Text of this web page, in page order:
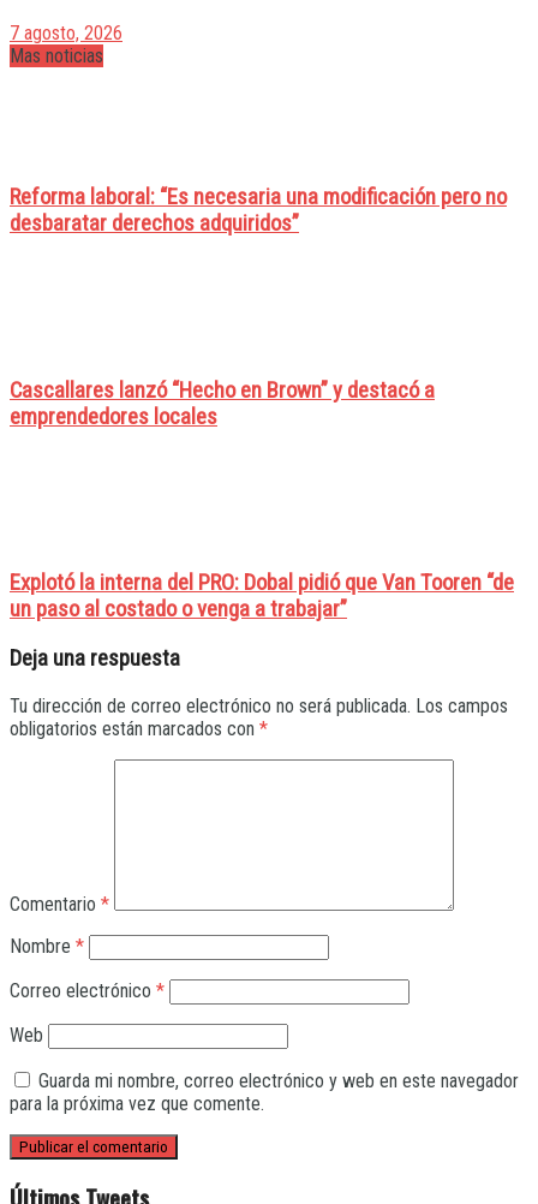
7 agosto, 2026
Mas noticias
Reforma laboral: “Es necesaria una modificación pero no
desbaratar derechos adquiridos”
Cascallares lanzó “Hecho en Brown” y destacó a
emprendedores locales
Explotó la interna del PRO: Dobal pidió que Van Tooren “de
un paso al costado o venga a trabajar”
Deja una respuesta
Tu dirección de correo electrónico no será publicada. Los campos
obligatorios están marcados con *
Comentario *
Nombre *
Correo electrónico *
Web
Guarda mi nombre, correo electrónico y web en este navegador
para la próxima vez que comente.